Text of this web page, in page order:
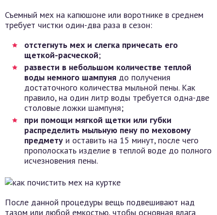
Съемный мех на капюшоне или воротнике в среднем
требует чистки один-два раза в сезон:
отстегнуть мех и слегка причесать его
щеткой-расческой;
развести в небольшом количестве теплой
воды немного шампуня до получения
достаточного количества мыльной пены. Как
правило, на один литр воды требуется одна-две
столовые ложки шампуня;
при помощи мягкой щетки или губки
распределить мыльную пену по меховому
предмету и оставить на 15 минут, после чего
прополоскать изделие в теплой воде до полного
исчезновения пены.
После данной процедуры вещь подвешивают над
тазом или любой емкостью, чтобы основная влага